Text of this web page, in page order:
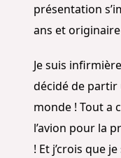
présentation
ans et
Je suis
décidé de partir
monde ! Tout a
l’avion pour la
! Et j’crois que